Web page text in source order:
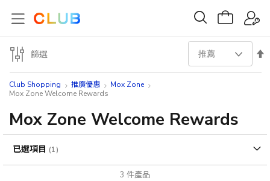
Club Shopping 推廣優惠
Mox Zone
Mox Zone Welcome Rewards
Mox Zone Welcome Rewards
3 件產品
設
方
篩選
已選項目